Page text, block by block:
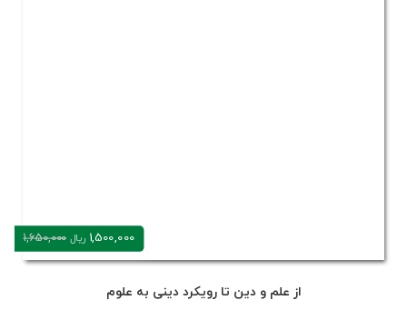
1,500,000 ریال 1,650,000
از علم و دین تا رویکرد دینی به علوم